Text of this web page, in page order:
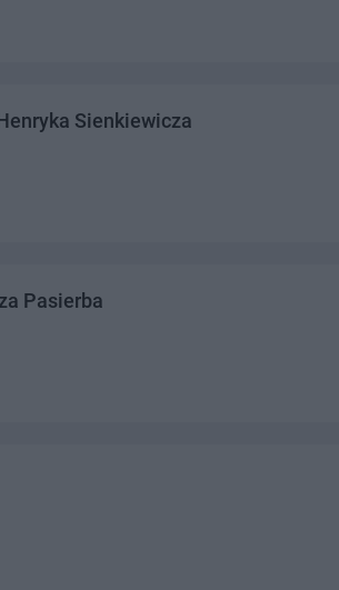
Sienkiewicza
Pasierba